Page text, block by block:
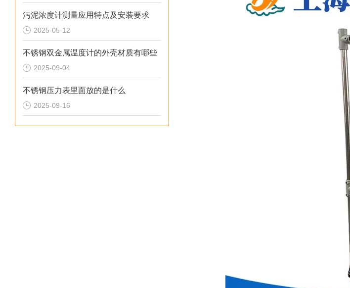
污泥浓度计测量应用特点及安装要求
2025-05-12
不锈钢双金属温度计的外壳材质有哪些
2025-09-04
不锈钢压力表里面放的是什么
2025-09-16